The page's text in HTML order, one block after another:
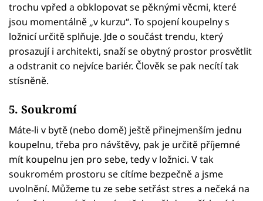
trochu vpřed a obklopovat se pěknými věcmi, které
jsou momentálně „v kurzu“. To spojení koupelny s
ložnicí určitě splňuje. Jde o součást trendu, který
prosazují i architekti, snaží se obytný prostor prosvětlit
a odstranit co nejvíce bariér. Člověk se pak necítí tak
stísněně.
5. Soukromí
Máte-li v bytě (nebo domě) ještě přinejmenším jednu
koupelnu, třeba pro návštěvy, pak je určitě příjemné
mít koupelnu jen pro sebe, tedy v ložnici. V tak
soukromém prostoru se cítíme bezpečně a jsme
uvolnění. Můžeme tu ze sebe setřást stres a nečeká na